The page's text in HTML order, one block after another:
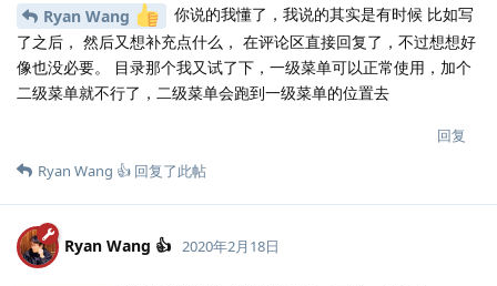
Ryan Wang
你说的我懂了，我说的其实是有时候 比如写
了之后， 然后又想补充点什么， 在评论区直接回复了，不过想想好
像也没必要。 目录那个我又试了下，一级菜单可以正常使用，加个
二级菜单就不行了，二级菜单会跑到一级菜单的位置去
回复
Ryan Wang 👍 回复了此帖
Ryan Wang 👍 2020年2月18日